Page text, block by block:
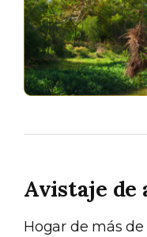
Avistaje de
Hogar de más